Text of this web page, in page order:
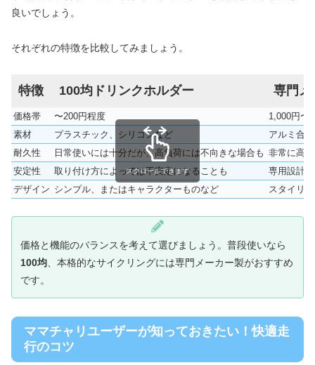
良いでしょう。
それぞれの特徴を比較してみましょう。
特徴 100均ドリンクホルダー 専門メ
価格帯 〜200円程度
1,000円〜
素材
プラスチック、シリコンなど
アルミ合
耐久性
日常使いには十分だが、高負荷には不向きな場合も 非常に高
安定性
取り付け方によっては不安定になることも
専用設計
デザイン シンプル、またはキャラクターものなど スタイリ
スクロールできます
価格と機能のバランスを考えて選びましょう。普段使いなら
100均、本格的なサイクリングには専門メーカー製がおすすめ
です。
ママチャリユーザーが知っておきたい！快適走
行のコツ